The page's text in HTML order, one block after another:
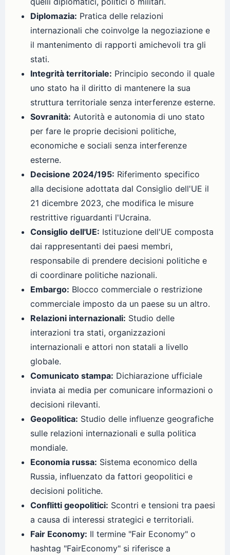
Diplomazia: Pratica delle relazioni
internazionali che coinvolge la negoziazione e
il mantenimento di rapporti amichevoli tra gli
stati.
Integrità territoriale: Principio secondo il quale
uno stato ha il diritto di mantenere la sua
struttura territoriale senza interferenze esterne.
Sovranità: Autorità e autonomia di uno stato
per fare le proprie decisioni politiche,
economiche e sociali senza interferenze
esterne.
Decisione 2024/195: Riferimento specifico
alla decisione adottata dal Consiglio dell'UE il
21 dicembre 2023, che modifica le misure
restrittive riguardanti l'Ucraina.
Consiglio dell'UE: Istituzione dell'UE composta
dai rappresentanti dei paesi membri,
responsabile di prendere decisioni politiche e
di coordinare politiche nazionali.
Embargo: Blocco commerciale o restrizione
commerciale imposto da un paese su un altro.
Relazioni internazionali: Studio delle
interazioni tra stati, organizzazioni
internazionali e attori non statali a livello
globale.
Comunicato stampa: Dichiarazione ufficiale
inviata ai media per comunicare informazioni o
decisioni rilevanti.
Geopolitica: Studio delle influenze geografiche
sulle relazioni internazionali e sulla politica
mondiale.
Economia russa: Sistema economico della
Russia, influenzato da fattori geopolitici e
decisioni politiche.
Conflitti geopolitici: Scontri e tensioni tra paesi
a causa di interessi strategici e territoriali.
Fair Economy: Il termine "Fair Economy" o
hashtag "FairEconomy" si riferisce a